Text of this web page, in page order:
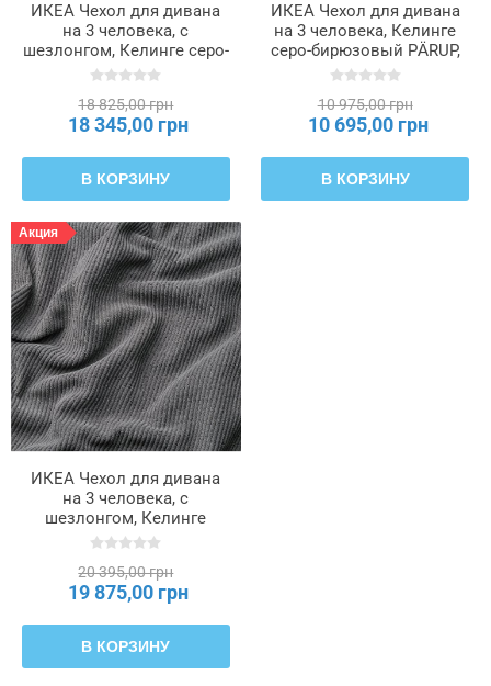
ИКЕА Чехол для дивана
на 3 человека, с
шезлонгом, Келинге серо-
бирюзовый PÄRUP,
18 825,00 грн
18 345,00 грн
В КОРЗИНУ
ИКЕА Чехол для дивана
на 3 человека, Келинге
серо-бирюзовый PÄRUP,
305.674.83
10 975,00 грн
10 695,00 грн
В КОРЗИНУ
Акция
ИКЕА Чехол для дивана
на 3 человека, с
шезлонгом, Келинге
антрацит PÄRUP,
20 395,00 грн
19 875,00 грн
В КОРЗИНУ